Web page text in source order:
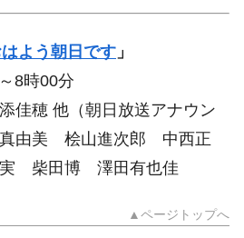
よう朝日です 」
8時00分
佳穂 他（朝日放送アナウン
由美 桧山進次郎 中西正
柴田博 澤田有也佳
▲ページトップへ